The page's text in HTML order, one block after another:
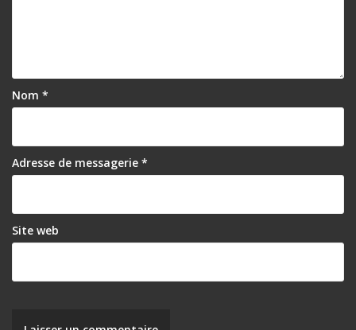
Nom *
Adresse de messagerie *
Site web